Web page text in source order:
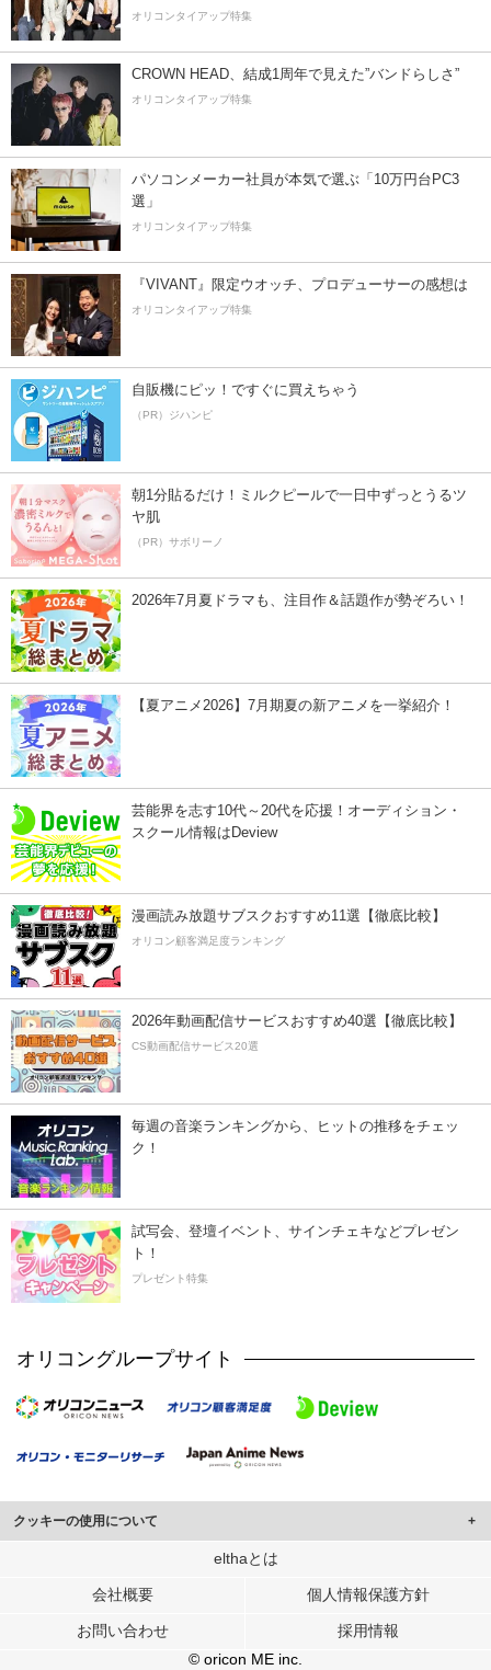
オリコンタイアップ特集
CROWN HEAD、結成1周年で見えた”バンドらしさ”
オリコンタイアップ特集
パソコンメーカー社員が本気で選ぶ「10万円台PC3
選」
オリコンタイアップ特集
『VIVANT』限定ウオッチ、プロデューサーの感想は
オリコンタイアップ特集
自販機にピッ！ですぐに買えちゃう
（PR）ジハンピ
朝1分貼るだけ！ミルクピールで一日中ずっとうるツ
ヤ肌
（PR）サボリーノ
2026年7月夏ドラマも、注目作＆話題作が勢ぞろい！
【夏アニメ2026】7月期夏の新アニメを一挙紹介！
芸能界を志す10代～20代を応援！オーディション・
スクール情報はDeview
漫画読み放題サブスクおすすめ11選【徹底比較】
オリコン顧客満足度ランキング
2026年動画配信サービスおすすめ40選【徹底比較】
CS動画配信サービス20選
毎週の音楽ランキングから、ヒットの推移をチェッ
ク！
試写会、登壇イベント、サインチェキなどプレゼン
ト！
プレゼント特集
オリコングループサイト
クッキーの使用について
このサイトでは Cookie を使用して、ユーザーに合わせたコンテンツや広告の
行っています。
メディアや広告配信、データ解析の各パートナーに提供しています。
elthaとは
会社概要 個人情報保護方針
お問い合わせ
採用情報
© oricon ME inc.